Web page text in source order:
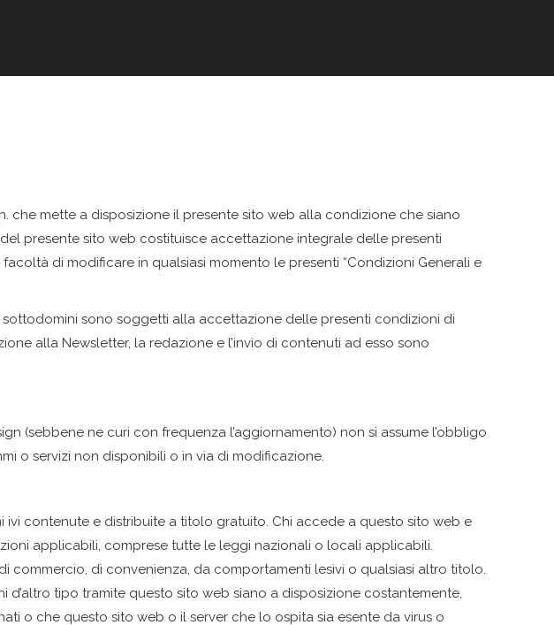
che mette a disposizione il presente sito web alla condizione che siano
del presente sito web costituisce accettazione integrale delle presenti
di modificare in qualsiasi momento le presenti “Condizioni Generali e
sono soggetti alla accettazione delle presenti condizioni di
alla Newsletter, la redazione e l’invio di contenuti ad esso sono
(sebbene ne curi con frequenza l’aggiornamento) non si assume l’obbligo
o servizi non disponibili o in via di modificazione.
ivi contenute e distribuite a titolo gratuito. Chi accede a questo sito web e
applicabili, comprese tutte le leggi nazionali o locali applicabili.
commercio, di convenienza, da comportamenti lesivi o qualsiasi altro titolo.
d’altro tipo tramite questo sito web siano a disposizione costantemente,
o che questo sito web o il server che lo ospita sia esente da virus o